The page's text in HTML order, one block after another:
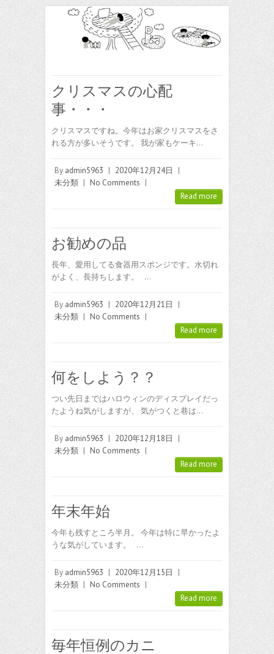
クリスマスの心配
事・・・
クリスマスですね。今年はお家クリスマスをさ
れる方が多いそうです。 我が家もケーキ…
By admin5963 | 2020年12月24日
|
未分類 | No Comments |
Read more
お勧めの品
長年、愛用してる食器用スポンジです。水切れ
がよく、長持ちします。 …
By admin5963 | 2020年12月21日
|
未分類 | No Comments |
Read more
何をしよう？？
つい先日まではハロウィンのディスプレイだっ
たようね気がしますが、 気がつくと巷は…
By admin5963 | 2020年12月18日
|
未分類 | No Comments |
Read more
年末年始
今年も残すところ半月。 今年は特に早かったよ
うな気がしています。 …
By admin5963 | 2020年12月15日
|
未分類 | No Comments |
Read more
毎年恒例のカニ